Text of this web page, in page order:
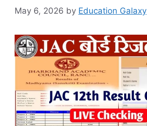
May 6, 2026 by Education Galaxy